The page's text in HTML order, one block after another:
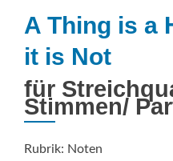
A Thing is a
it is Not
für
Stimmen/
Rubrik: Noten